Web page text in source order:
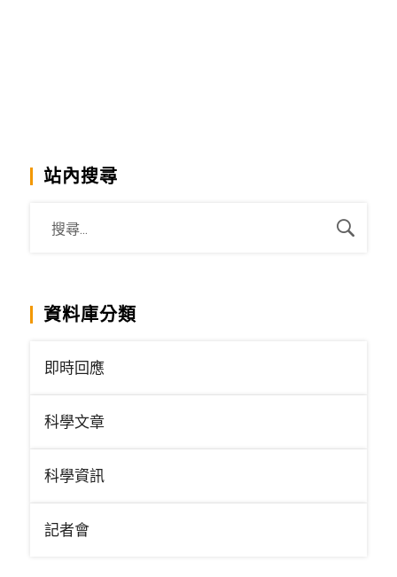
站內搜尋
資料庫分類
即時回應
科學文章
科學資訊
記者會